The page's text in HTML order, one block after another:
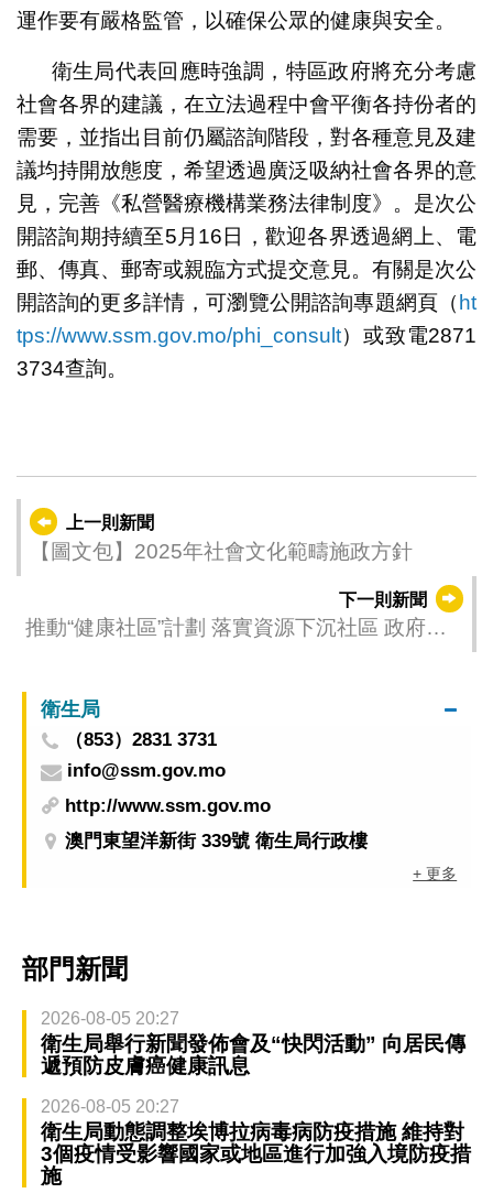
運作要有嚴格監管，以確保公眾的健康與安全。
衛生局代表回應時強調，特區政府將充分考慮
社會各界的建議，在立法過程中會平衡各持份者的
需要，並指出目前仍屬諮詢階段，對各種意見及建
議均持開放態度，希望透過廣泛吸納社會各界的意
見，完善《私營醫療機構業務法律制度》。是次公
開諮詢期持續至5月16日，歡迎各界透過網上、電
郵、傳真、郵寄或親臨方式提交意見。有關是次公
開諮詢的更多詳情，可瀏覽公開諮詢專題網頁（ht
tps://www.ssm.gov.mo/phi_consult）或致電2871
3734查詢。
上一則新聞
【圖文包】2025年社會文化範疇施政方針
下一則新聞
推動“健康社區”計劃 落實資源下沉社區 政府聯
衛生局
（853）2831 3731
info@ssm.gov.mo
http://www.ssm.gov.mo
澳門東望洋新街 339號 衛生局行政樓
+ 更多
部門新聞
2026-08-05 20:27
衛生局舉行新聞發佈會及“快閃活動” 向居民傳
遞預防皮膚癌健康訊息
2026-08-05 20:27
衛生局動態調整埃博拉病毒病防疫措施 維持對
3個疫情受影響國家或地區進行加強入境防疫措
施